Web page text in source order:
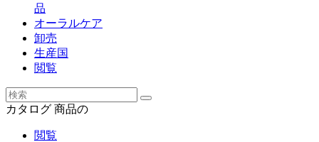
品
オーラルケア
卸売
生産国
閲覧
カタログ 商品の
閲覧